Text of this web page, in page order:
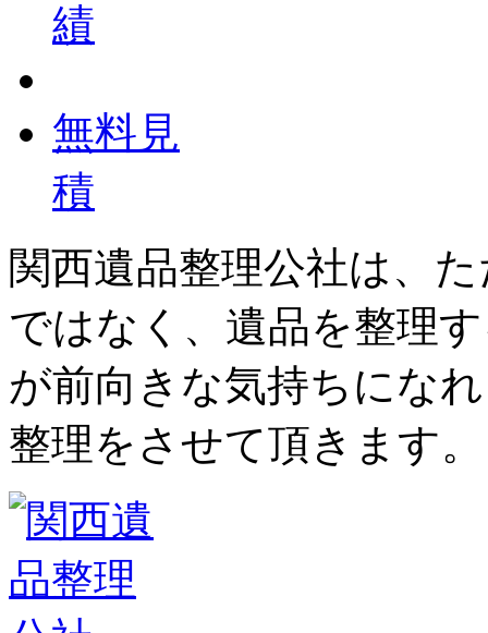
績
無料見
積
関西遺品整理公社は、
ではなく、遺品を整理
が前向きな気持ちにな
整理をさせて頂きます。